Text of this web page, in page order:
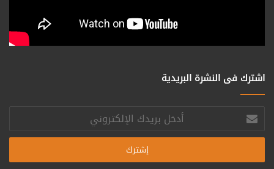
اشترك فى النشرة البريدية
أدخل
بريدك
الإلكتروني